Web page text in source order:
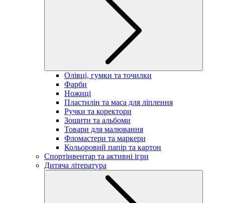
Олівці, гумки та точилки
Фарби
Ножиці
Пластилін та маса для ліплення
Ручки та коректори
Зошити та альбоми
Товари для малювання
Фломастери та маркери
Кольоровий папір та картон
Спортінвентар та активні ігри
Дитяча література